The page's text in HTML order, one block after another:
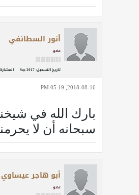
أنور السطائفي
عضو
تاريخ التسجيل:Sep 2017
2018-08-16, 05:19 PM
بارك الله في
سبحانه أن لا
أبو هاجر
عضو